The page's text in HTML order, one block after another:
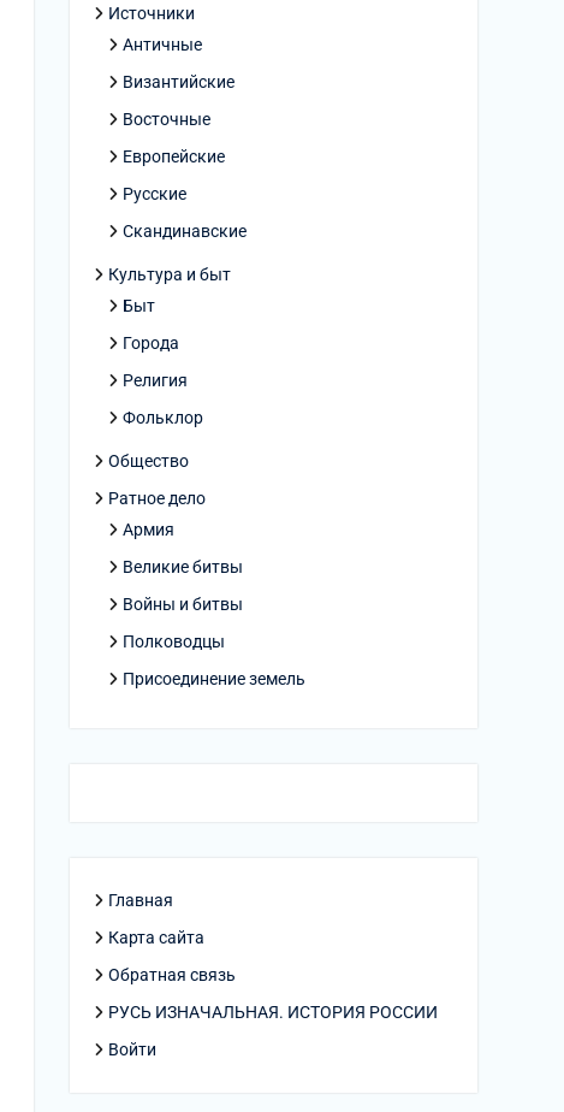
Источники
Античные
Византийские
Восточные
Европейские
Русские
Скандинавские
Культура и быт
Быт
Города
Религия
Фольклор
Общество
Ратное дело
Армия
Великие битвы
Войны и битвы
Полководцы
Присоединение земель
Главная
Карта сайта
Обратная связь
РУСЬ ИЗНАЧАЛЬНАЯ. ИСТОРИЯ РОССИИ
Войти